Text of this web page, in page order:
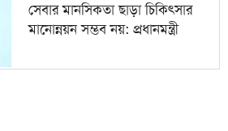
সেবার মানসিকতা ছাড়া চিকিৎসার
মানোন্নয়ন সম্ভব নয়: প্রধানমন্ত্রী